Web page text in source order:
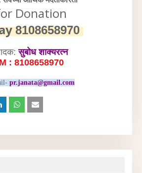
Donation
8108658970
सुबोध शाक्यरत्न
M : 8108658970
pr.janata@gmail.com